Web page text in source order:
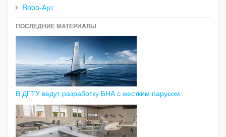
Robo-Арт
ПОСЛЕДНИЕ МАТЕРИАЛЫ
В ДГТУ ведут разработку БНА с жестким парусом